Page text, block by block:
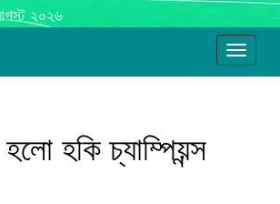
২০২৬
Toggle
হকি চ্যাম্পিয়ন্স